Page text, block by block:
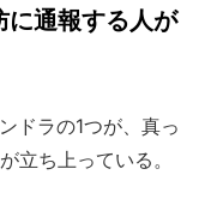
に通報する人が
ドラの1つが、真っ
立ち上っている。